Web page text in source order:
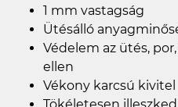
1 mm vastagság
Ütésálló
Védelem az ütés,
ellen
Vékony karcsú kivitel